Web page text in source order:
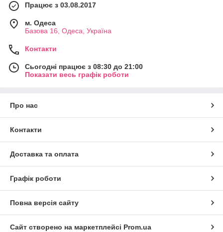
Працює з 03.08.2017
м. Одеса
Базова 16, Одеса, Україна
Контакти
Сьогодні працює з 08:30 до 21:00
Показати весь графік роботи
Про нас
Контакти
Доставка та оплата
Графік роботи
Повна версія сайту
Сайт створено на маркетплейсі Prom.ua